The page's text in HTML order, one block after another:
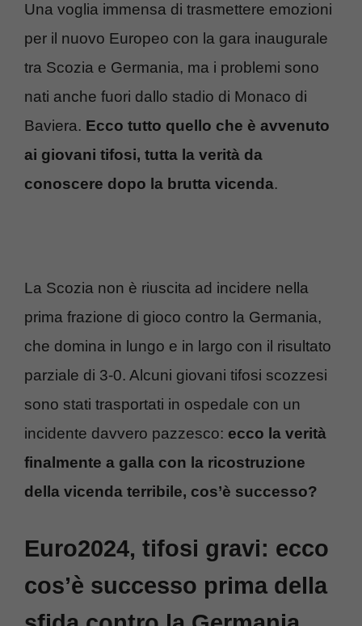
Una voglia immensa di trasmettere emozioni
per il nuovo Europeo con la gara inaugurale
tra Scozia e Germania, ma i problemi sono
nati anche fuori dallo stadio di Monaco di
Baviera. Ecco tutto quello che è avvenuto
ai giovani tifosi, tutta la verità da
conoscere dopo la brutta vicenda.
La Scozia non è riuscita ad incidere nella
prima frazione di gioco contro la Germania,
che domina in lungo e in largo con il risultato
parziale di 3-0. Alcuni giovani tifosi scozzesi
sono stati trasportati in ospedale con un
incidente davvero pazzesco: ecco la verità
finalmente a galla con la ricostruzione
della vicenda terribile, cos’è successo?
Euro2024, tifosi gravi: ecco
cos’è successo prima della